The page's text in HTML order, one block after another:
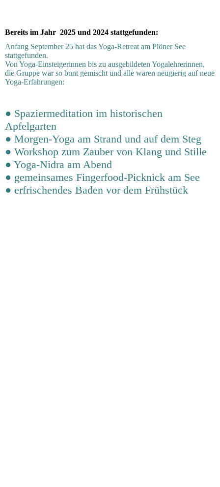
Bereits im Jahr 2025 und 2024 stattgefunden:
Anfang September 25 hat das Yoga-Retreat am Plöner See
stattgefunden.
Von Yoga-Einsteigerinnen bis zu ausgebildeten Yogalehrerinnen,
die Gruppe war so bunt gemischt und alle waren neugierig auf neue
Yoga-Erfahrungen:
● Spaziermeditation im historischen
Apfelgarten
● Morgen-Yoga am Strand und auf dem Steg
● Workshop zum Zauber von Klang und Stille
● Yoga-Nidra am Abend
● gemeinsames Fingerfood-Picknick am See
● erfrischendes Baden vor dem Frühstück